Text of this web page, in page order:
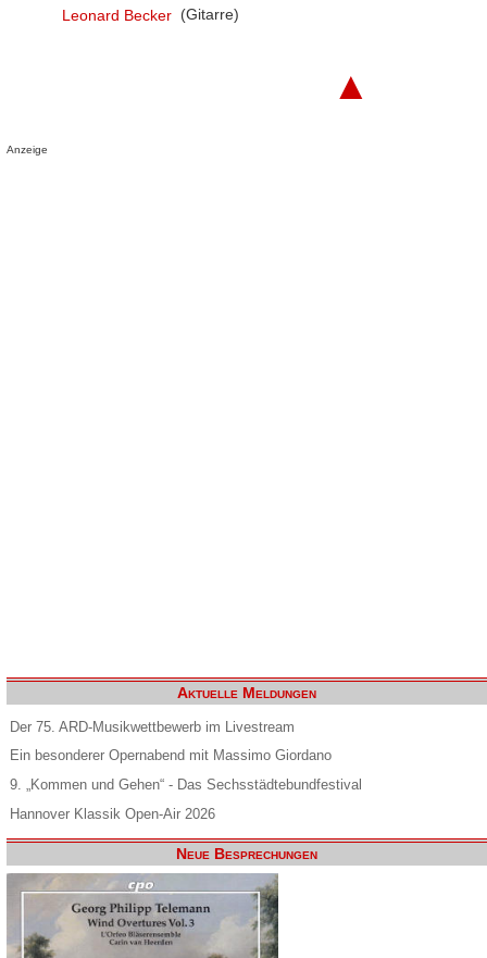
Leonard Becker (Gitarre)
▲
Anzeige
Aktuelle Meldungen
Der 75. ARD-Musikwettbewerb im Livestream
Ein besonderer Opernabend mit Massimo Giordano
9. „Kommen und Gehen“ - Das Sechsstädtebundfestival
Hannover Klassik Open-Air 2026
Neue Besprechungen